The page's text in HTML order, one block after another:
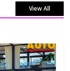
View All